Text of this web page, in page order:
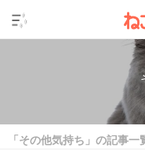
「その他気持ち」の記事一